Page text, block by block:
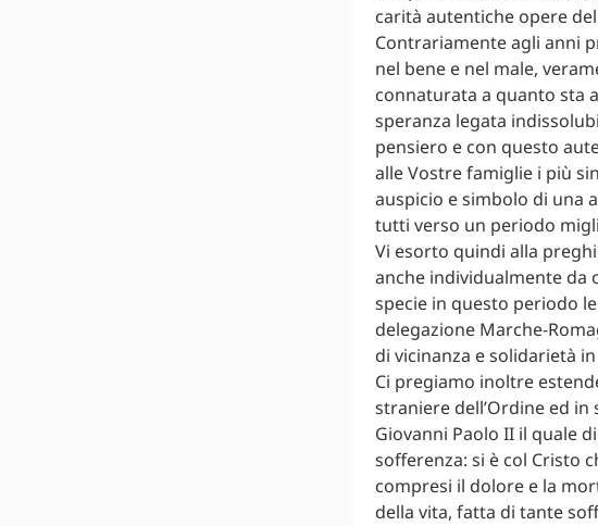
carità autentiche opere
Contrariamente agli anni
nel bene e nel male,
connaturata a quanto sta
speranza legata
pensiero e con questo
alle Vostre famiglie i più
auspicio e simbolo di una
tutti verso un periodo
Vi esorto quindi alla
anche individualmente da
specie in questo periodo
delegazione Marche-
di vicinanza e solidarietà
Ci pregiamo inoltre
straniere dell’Ordine ed
Giovanni Paolo II il quale
sofferenza: si è col Cristo
compresi il dolore e la
della vita, fatta di tante